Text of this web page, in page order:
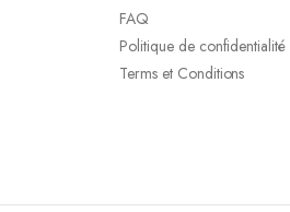
FAQ
Politique de confidentialité
Terms et Conditions